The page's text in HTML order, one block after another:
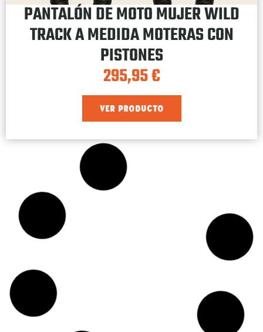
PANTALÓN DE MOTO MUJER WILD
TRACK A MEDIDA MOTERAS CON
PISTONES
295,95€
VER PRODUCTO